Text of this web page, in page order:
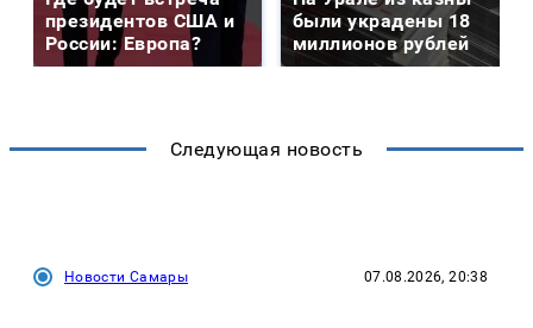
президентов США и
России: Европа?
были украдены 18
миллионов рублей
Следующая новость
Новости Самары 07.08.2026, 20:38